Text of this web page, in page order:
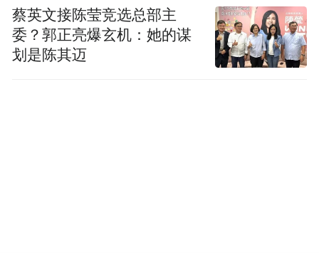
蔡英文接陈莹竞选总部主
委？郭正亮爆玄机：她的谋
划是陈其迈